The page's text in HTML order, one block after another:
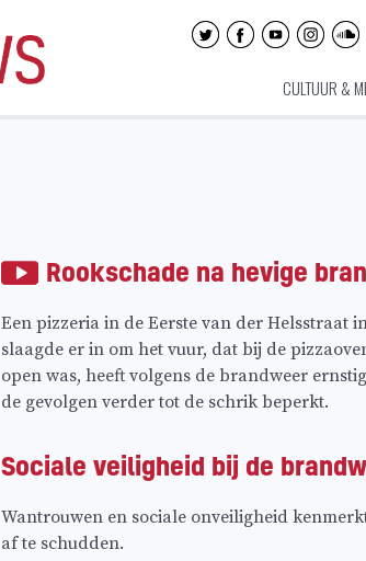
CULTUUR &
Rookschade na hevige
Een pizzeria in de Eerste van der Helsstraat
slaagde er in om het vuur, dat bij de
open was, heeft volgens de brandweer
de gevolgen verder tot de schrik beperkt.
Sociale veiligheid bij de
Wantrouwen en sociale onveiligheid
af te schudden.